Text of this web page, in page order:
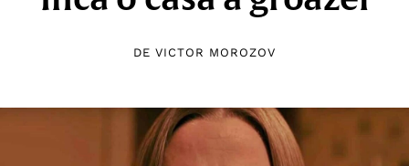
DE VICTOR MOROZOV